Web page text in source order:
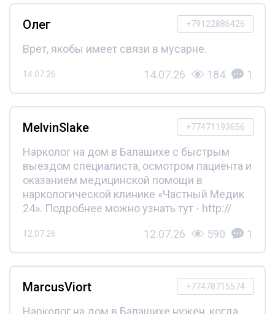
+79122886426
Олег
Врет, якобы имеет связи в мусарне.
14.07.26 14.07.26 184 1
+77471193656
MelvinSlake
Нарколог на дом в Балашихе с быстрым
выездом специалиста, осмотром пациента и
оказанием медицинской помощи в
наркологической клинике «Частный Медик
24». Подробнее можно узнать тут - http://
12.07.26 12.07.26 590 1
+77478715574
MarcusViort
Нарколог на дом в Балашихе нужен, когда